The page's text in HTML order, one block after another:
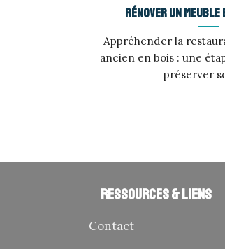
Rénover un meuble
Appréhender la
ancien en bois : une
préserver
Ressources & liens
Contact